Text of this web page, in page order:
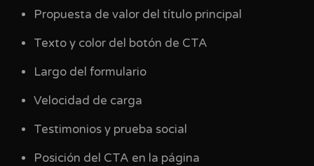
Propuesta de valor del título principal
Texto y color del botón de CTA
Largo del formulario
Velocidad de carga
Testimonios y prueba social
Posición del CTA en la página